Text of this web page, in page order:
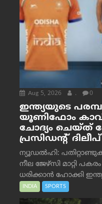
Aug 5, 2026 . 0
ഇന്ത്യയുടെ
യൂണിഫോം
ചോദ്യം ചെയ്ത്
പ്രസിഡന്റ് ദിലീപ്
ന്യൂഡൽഹി:
നീല ജേഴ്‌സി മാറ്റി
ധരിക്കാൻ ഹോക്കി
INDIA SPORTS